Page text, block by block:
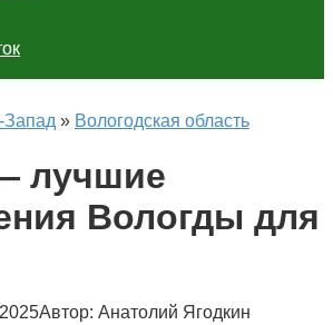
» Вологодская область
лучшие
Вологды для
Автор: Анатолий Ягодкин